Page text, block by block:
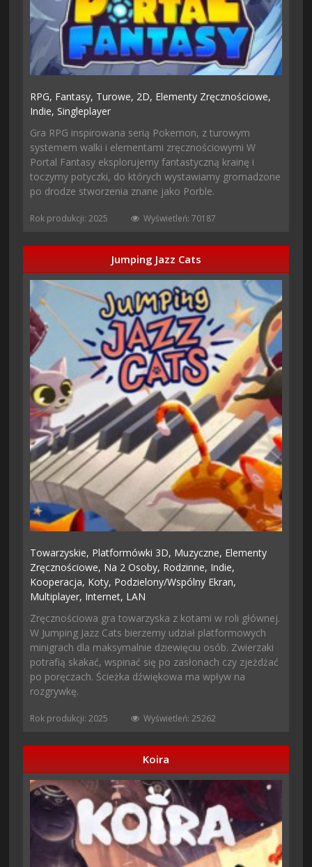
RPG, Fantasy, Turowe, 2D, Elementy Zręcznościowe,
Indie,Singleplayer
Gra RPG inspirowana serią Pokemon, z turowym
systemem walki i elementami zręcznościowymi W
Portal Fantasy eksplorujemy fantastyczną krainę i
toczymy potyczki, do których wystawiamy gromadzone
po drodze stworzenia znane jako Porble.
Rok produkcji: 2025 Wyświetleń: 70187
Jumping Jazz Cats
Towarzyskie, Platformówki 3D, Muzyczne, Elementy
Zręcznościowe, Na 2 Osoby, Rodzinne, Indie,
Kooperacja, Koty, Podzielony/wspólny Ekran,
Multiplayer, Internet, LAN
Zręcznościowa gra towarzyska z kotami w roli głównej.
W Jumping Jazz Cats bierzemy udział platformowych
minigrach dla maksymalnie dziewięciu osób. Zwierzaki
potrafią skakać, wspinać się po zasłonach czy zjeżdżać
po poręczach. Ścieżka dźwiękowa ma wpływ na
rozgrywkę.
Rok produkcji: 2025 Wyświetleń: 25262
Koira